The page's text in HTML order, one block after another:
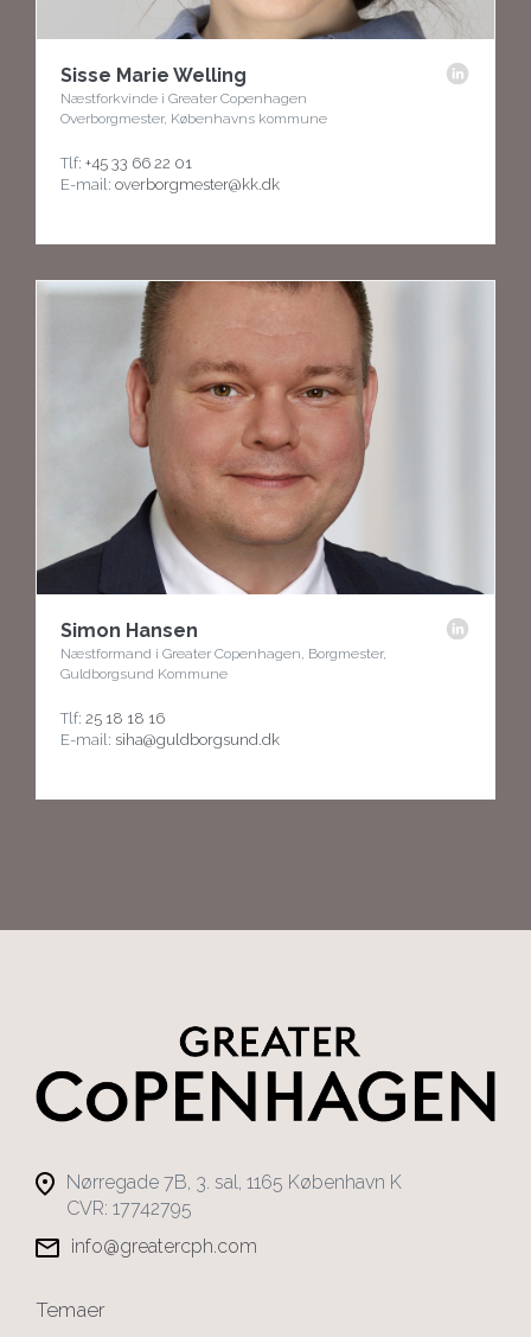
Sisse Marie Welling
Næstforkvinde i Greater Copenhagen
Overborgmester, Københavns kommune
Tlf: +45 33 66 22 01
E-mail: overborgmester@kk.dk
Simon Hansen
Næstformand i Greater Copenhagen, Borgmester,
Guldborgsund Kommune
Tlf: 25 18 18 16
E-mail: siha@guldborgsund.dk
Nørregade 7B, 3. sal, 1165 København K
CVR: 17742795
info@greatercph.com
Temaer